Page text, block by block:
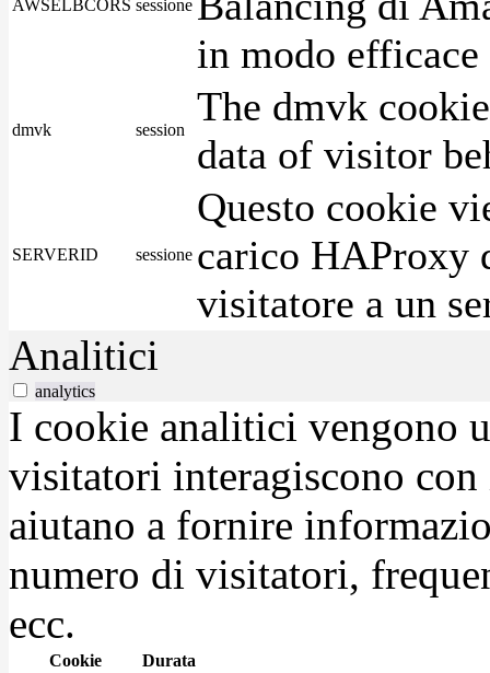
AWSELBCORS sessione
in modo
dmvk session
The dmvk
data of visitor
SERVERID sessione
Questo cookie
carico HAProxy
visitatore a un
Analitici
analytics
I cookie analitici vengono
visitatori interagiscono
aiutano a fornire
numero di visitatori,
ecc.
Cookie Durata